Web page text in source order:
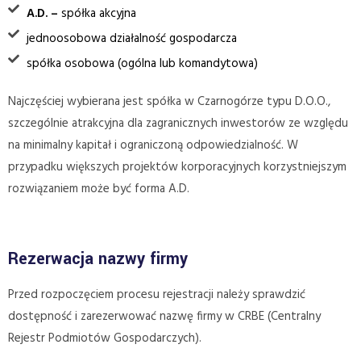
A.D. – spółka akcyjna
jednoosobowa działalność gospodarcza
spółka osobowa (ogólna lub komandytowa)
Najczęściej wybierana jest spółka w Czarnogórze typu D.O.O.,
szczególnie atrakcyjna dla zagranicznych inwestorów ze względu
na minimalny kapitał i ograniczoną odpowiedzialność. W
przypadku większych projektów korporacyjnych korzystniejszym
rozwiązaniem może być forma A.D.
Rezerwacja nazwy firmy
Przed rozpoczęciem procesu rejestracji należy sprawdzić
dostępność i zarezerwować nazwę firmy w CRBE (Centralny
Rejestr Podmiotów Gospodarczych).